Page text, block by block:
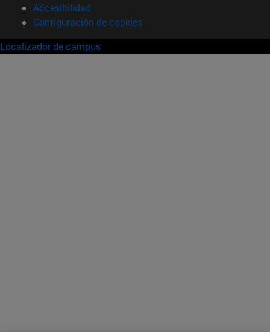
Accesibilidad
Configuración de cookies
Localizador de campus